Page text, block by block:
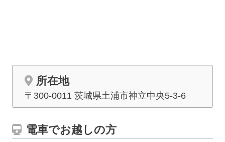
所在地
〒300-0011 茨城県土浦市神立中央5-3-6
電車でお越しの方